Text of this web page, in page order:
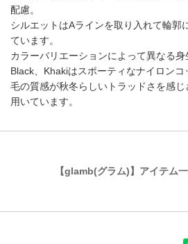
配慮。
シルエットはAラインを取り入れて輪郭
ています。
カラーバリエーションによって異なる身
Black、Khakiはスポーティなナイロン
毛の質感が秋冬らしいトラッドさを感
用いています。
【glamb(グラム)】アイテム